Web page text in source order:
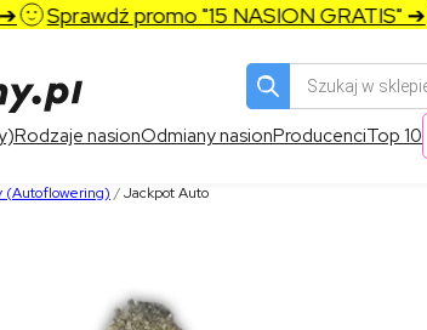
Sprawdź promo "15 NASION GRATIS" ➔
Wyszukiwarka
produktów
Rodzaje nasionOdmiany nasionProducenciTop 10
(Autoflowering) /Jackpot Auto